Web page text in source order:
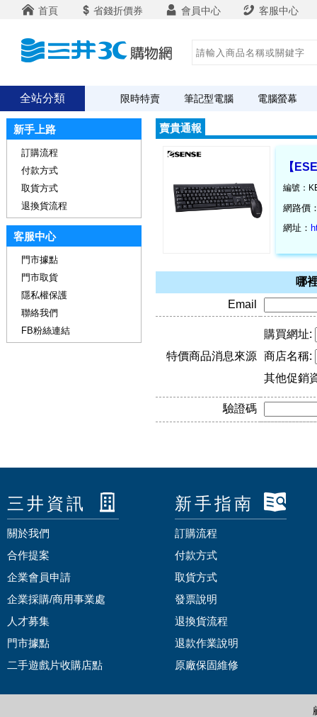
首頁 省錢折價券 會員中心 客服中心
全站分類 限時特賣 筆記型電腦 電腦螢幕
賣貴通報
【
編號：
網路價
網址：
哪
Email
特價商品消息來源
購買網址:
商店名稱:
其他促銷
驗證碼
新手上路
訂購流程
付款方式
取貨方式
退換貨流程
客服中心
門市據點
門市取貨
隱私權保護
聯絡我們
FB粉絲連結
三井資訊
關於我們
合作提案
企業會員申請
企業採購/商用事業處
人才募集
門市據點
二手遊戲片收購店點
新手指南
訂購流程
付款方式
取貨方式
發票說明
退換貨流程
退款作業說明
原廠保固維修